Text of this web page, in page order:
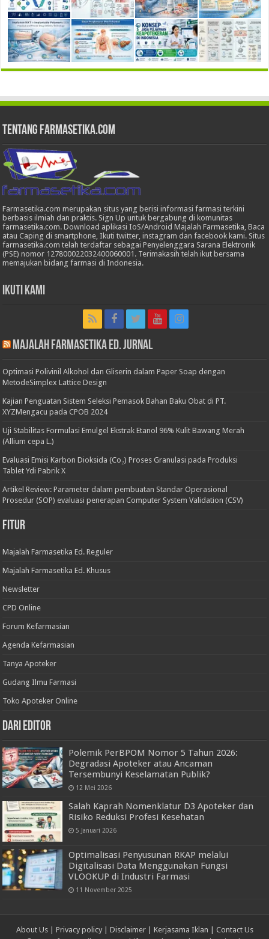
Tentang Farmasetika.com
Farmasetika.com merupakan situs yang berisi informasi farmasi terkini
berbasis ilmiah dan praktis. Sign Up untuk bergabung di komunitas
farmasetika.com. Download aplikasi IoS/Android Majalah Farmasetika, Baca
atau Caping di smartphone, Ikuti twitter, instagram dan facebook kami. Situs
farmasetika.com telah terdaftar sebagai Penyelenggara Sarana Elektronik
(PSE) nomor 127800022032400060001. Terimakasih telah ikut bersama
memajukan bidang farmasi di Indonesia.
Ikuti Kami
Majalah Farmasetika Ed. Jurnal
Optimasi Polivinil Alkohol dan Gliserin dalam Paper Soap dengan
MetodeSimplex Lattice Design
Kajian Penguatan Sistem Seleksi Pemasok Bahan Baku Obat di PT.
XYZMengacu pada CPOB 2024
Uji Stabilitas Formulasi Emulgel Ekstrak Etanol 96% Kulit Bawang Merah
(Allium cepa L.)
Evaluasi Emisi Karbon Dioksida (Co₂) Proses Granulasi pada Produksi
Tablet Ydi Pabrik X
Artikel Review: Parameter dalam pembuatan Standar Operasional
Prosedur (SOP) evaluasi penerapan Computer System Validation (CSV)
Fitur
Majalah Farmasetika Ed. Reguler
Majalah Farmasetika Ed. Khusus
Newsletter
CPD Online
Forum Kefarmasian
Agenda Kefarmasian
Tanya Apoteker
Gudang Ilmu Farmasi
Toko Apoteker Online
Dari Editor
Polemik PerBPOM Nomor 5 Tahun 2026:
Degradasi Apoteker atau Ancaman
Tersembunyi Keselamatan Publik?
12 Mei 2026
Salah Kaprah Nomenklatur D3 Apoteker dan
Risiko Reduksi Profesi Kesehatan
5 Januari 2026
Optimalisasi Penyusunan RKAP melalui
Digitalisasi Data Menggunakan Fungsi
VLOOKUP di Industri Farmasi
11 November 2025
About Us| Privacy policy| Disclaimer| Kerjasama Iklan
Contact Us